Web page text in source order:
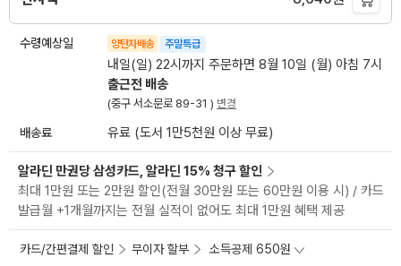
수령예상일 양탄자배송 주말특급
내일(일) 22시까지 주문하면 8월 10일 (월) 아침 7시
출근전 배송
(중구 서소문로 89-31 ) 변경
배송료 유료 (도서 1만5천원 이상 무료)
알라딘 만권당 삼성카드, 알라딘 15% 청구 할인
최대 1만원 또는 2만원 할인(전월 30만원 또는 60만원 이용 시) / 카드
발급월 +1개월까지는 전월 실적이 없어도 최대 1만원 혜택 제공
카드/간편결제 할인 무이자 할부 소득공제 650원